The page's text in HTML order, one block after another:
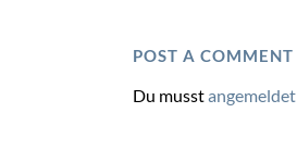
POST A COMMENT
Du musstangemeldet